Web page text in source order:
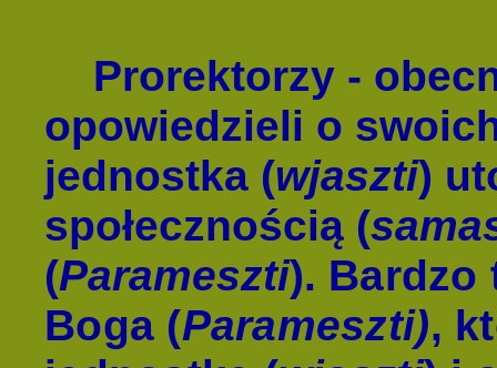
Prorektorzy -
opowiedzieli o
jednostka (wjaszti)
społecznością (
(Parameszti). Bardzo
Boga (Parameszti),